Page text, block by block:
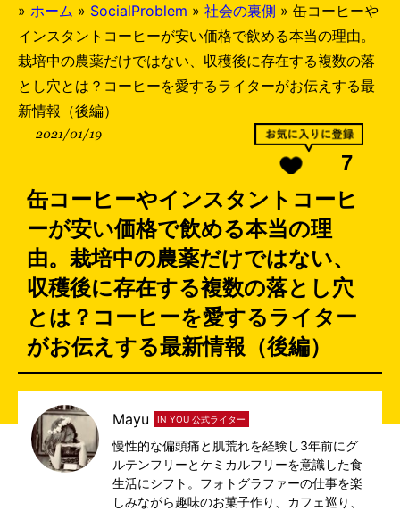
» ホーム » SocialProblem » 社会の裏側 » 缶コーヒーや
インスタントコーヒーが安い価格で飲める本当の理由。
栽培中の農薬だけではない、収穫後に存在する複数の落
とし穴とは？コーヒーを愛するライターがお伝えする最
新情報（後編）
2021/01/19
7
缶コーヒーやインスタントコーヒ
ーが安い価格で飲める本当の理
由。栽培中の農薬だけではない、
収穫後に存在する複数の落とし穴
とは？コーヒーを愛するライター
がお伝えする最新情報（後編）
Mayu IN YOU 公式ライター
慢性的な偏頭痛と肌荒れを経験し3年前にグ
ルテンフリーとケミカルフリーを意識した食
生活にシフト。フォトグラファーの仕事を楽
しみながら趣味のお菓子作り、カフェ巡り、